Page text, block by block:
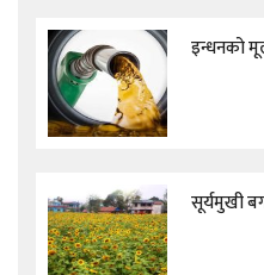
इन्धनको
सूर्यमुखी